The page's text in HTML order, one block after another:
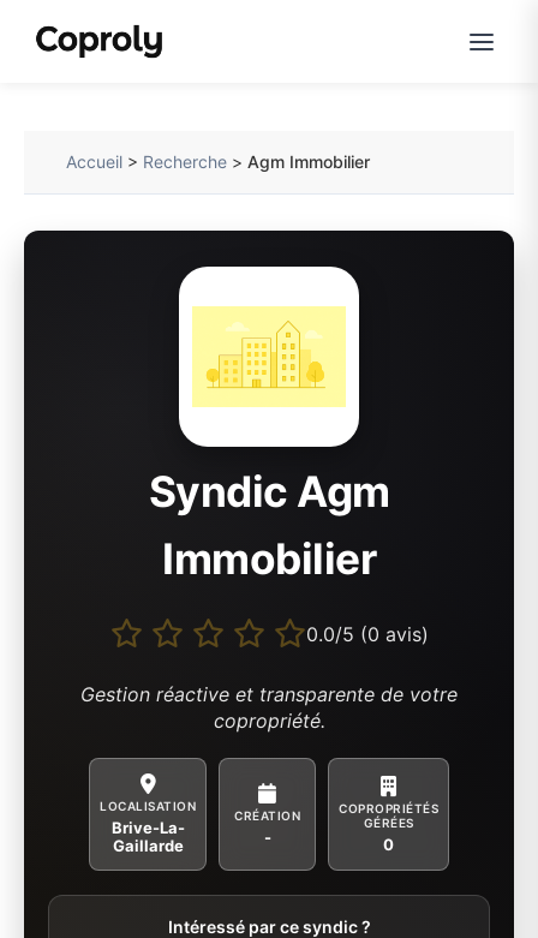
Accueil > Recherche >Agm Immobilier
Syndic Agm
Immobilier
0.0/5 (0 avis)
Gestion réactive et transparente de votre
copropriété.
LOCALISATION
Brive-La-
Gaillarde
CRÉATION
-
COPROPRIÉTÉS
GÉRÉES
0
Intéressé par ce syndic ?